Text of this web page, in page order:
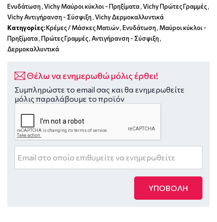
Ενυδάτωση,Vichy Μαύροι κύκλοι - Πρηξίματα,Vichy Πρώτες Γραμμές,
Vichy Αντιγήρανση - Σύσφιξη,Vichy Δερμοκαλλυντικά
Κατηγορίες:Κρέμες / Μάσκες Ματιών,Ενυδάτωση, Μαύροι κύκλοι -
Πρηξίματα,Πρώτες Γραμμές,Αντιγήρανση - Σύσφιξη,
Δερμοκαλλυντικά
Θέλω να ενημερωθώ μόλις έρθει!
Συμπληρώστε το email σας και θα ενημερωθείτε
μόλις παραλάβουμε το προϊόν
ΥΠΟΒΟΛΗ